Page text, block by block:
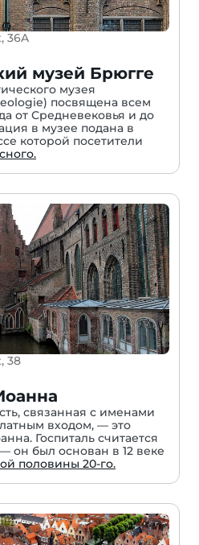
36A
музей Брюгге
музея
посвящена всем
от Средневековья и до
в музее подана в
которой посетители
38
связанная с именами
входом, — это
Госпиталь считается
он был основан в 12 веке
половины 20-го.